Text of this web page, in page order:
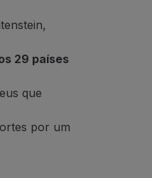
29 países
que
por um